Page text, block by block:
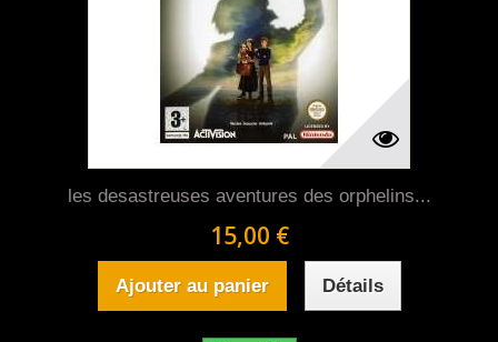
les desastreuses aventures des orphelins...
15,00 €
Ajouter au panier Détails